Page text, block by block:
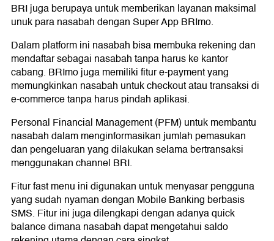
BRI juga berupaya untuk memberikan layanan maksimal
unuk para nasabah dengan Super App BRImo.
Dalam platform ini nasabah bisa membuka rekening dan
mendaftar sebagai nasabah tanpa harus ke kantor
cabang. BRImo juga memiliki fitur e-payment yang
memungkinkan nasabah untuk checkout atau transaksi di
e-commerce tanpa harus pindah aplikasi.
Personal Financial Management (PFM) untuk membantu
nasabah dalam menginformasikan jumlah pemasukan
dan pengeluaran yang dilakukan selama bertransaksi
menggunakan channel BRI.
Fitur fast menu ini digunakan untuk menyasar pengguna
yang sudah nyaman dengan Mobile Banking berbasis
SMS. Fitur ini juga dilengkapi dengan adanya quick
balance dimana nasabah dapat mengetahui saldo